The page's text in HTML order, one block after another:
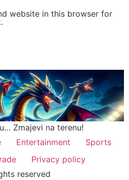
website in this browser for
Zmajevi na terenu!
Entertainment
Sports
Privacy policy
reserved